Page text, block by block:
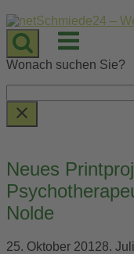
Skip
to
content
Menu
Wonach suchen Sie?
Neues
Nolde
25. Oktober 20128.